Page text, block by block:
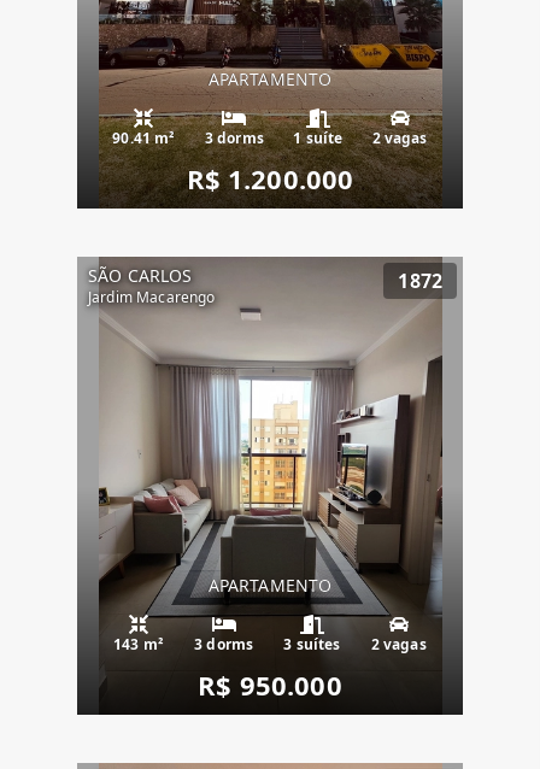
APARTAMENTO
90.41 m² 3 dorms 1 suíte 2 vagas
R$ 1.200.000
SÃO CARLOS
Jardim Macarengo
1872
APARTAMENTO
143 m² 3 dorms 3 suítes 2 vagas
R$ 950.000